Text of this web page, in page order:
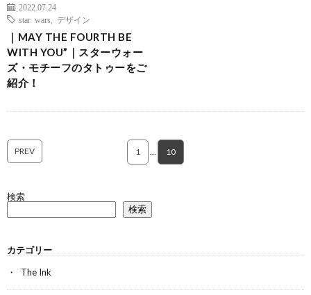
2022.07.24
star wars
デザイン
｜MAY THE FOURTH BE
WITH YOU”｜スターウォー
ズ・モチーフのタトゥーをご
紹介！
PREV 1 … 10
検索
検索
カテゴリー
The Ink